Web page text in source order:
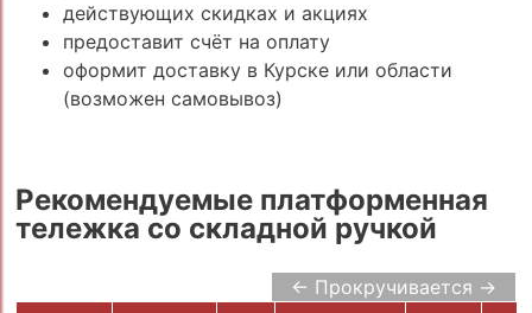
действующих скидках и акциях
предоставит счёт на оплату
оформит доставку в Курске или области
(возможен самовывоз)
Рекомендуемые платформенная
тележка со складной ручкой
← Прокручивается →